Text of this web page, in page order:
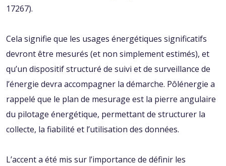
17267).
Cela signifie que les usages énergétiques significatifs
devront être mesurés (et non simplement estimés), et
qu’un dispositif structuré de suivi et de surveillance de
l’énergie devra accompagner la démarche. Pôlénergie a
rappelé que le plan de mesurage est la pierre angulaire
du pilotage énergétique, permettant de structurer la
collecte, la fiabilité et l’utilisation des données.
L’accent a été mis sur l’importance de définir les